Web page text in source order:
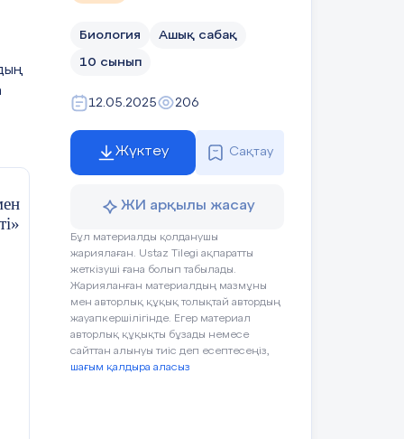
»
Биология Ашық сабақ
10 сынып
12.05.2025 206
Жүктеу Сақтау
ЖИ арқылы жасау
Бұл материалды қолданушы
жариялаған. Ustaz Tilegi ақпаратты
жеткізуші ғана болып табылады.
Жарияланған материалдың мазмұны
мен авторлық құқық толықтай автордың
жауапкершілігінде. Егер материал
авторлық құқықты бұзады немесе
сайттан алынуы тиіс деп есептесеңіз,
шағым қалдыра аласыз